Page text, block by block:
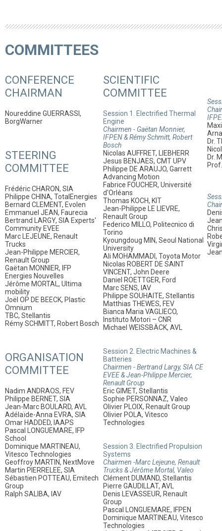
COMMITTEES
CONFERENCE
CHAIRMAN
Noureddine GUERRASSI,
BorgWarner
STEERING
COMMITTEE
Frédéric CHARON, SIA
Philippe CHINA, TotalEnergies
Bernard CLEMENT, Evolen
Emmanuel JEAN, Faurecia
Bertrand LARGY, SIA Experts'
Community EVEE
Marc LEJEUNE, Renault
Trucks
Jean-Philippe MERCIER,
Renault Group
Gaëtan MONNIER, IFP
Energies Nouvelles
Jérôme MORTAL, Ultima
mobility
Joël OP DE BEECK, Plastic
Omnium
TBC, Stellantis
Rémy SCHMITT, Robert Bosch
ORGANISATION
COMMITTEE
Nadim ANDRAOS, FEV
Philippe BERNET, SIA
Jean-Marc BOULARD, AVL
Adélaïde-Anna EVRA, SIA
Omar HADDED, IAAPS
Pascal LONGUEMARE, IFP
School
Dominique MARTINEAU,
Vitesco Technologies
Geoffroy MARTIN, NextMove
Martin PIERRELEE, SIA
Sébastien POTTEAU, Emitech
Group
Ralph SALIBA, IAV
SCIENTIFIC
COMMITTEE
Session 1. Electrified Thermal
Engine
Chairmen - Gaëtan Monnier,
IFPEN & Rémy Schmitt, Robert
Bosch
Nicolas AUFFRET, LIEBHERR
Jesus BENJAES, CMT UPV
Philippe DE ARAUJO, Garrett
Advancing Motion
Fabrice FOUCHER, Université
d'Orléans
Thomas KOCH, KIT
Jean-Philippe LE LIEVRE,
Renault Group
Federico MILLO, Politecnico di
Torino
Kyoungdoug MIN, Seoul National
University
Ali MOHAMMADI, Toyota Motor
Nicolas ROBERT DE SAINT
VINCENT, John Deere
Daniel ROETTGER, Ford
Marc SENS, IAV
Philippe SOUHAITE, Stellantis
Matthias THEWES, FEV
Bianca Maria VAGLIECO,
Instituto Motori – CNR
Michael WEISSBÄCK, AVL
Session 2. Electric Machines &
Batteries
Chairmen - Bertrand Largy, SIA CE
EVEE & Jean-Philippe Mercier,
Renault Group
Eric GIMET, Stellantis
Sophie PERSONNAZ, Valeo
Olivier PLOIX, Renault Group
Olivier POLA, Vitesco
Technologies
Session 3. Electrified Propulsion
Systems
Chairmen -Marc Lejeune, Renault
Trucks & Jérôme Mortal, Valeo
Clément DUMAND, Stellantis
Pierre GAUDILLAT, AVL
Denis LEVASSEUR, Renault
Group
Pascal LONGUEMARE, IFPEN
Dominique MARTINEAU, Vitesco
Technologies
Dr.
Dr.